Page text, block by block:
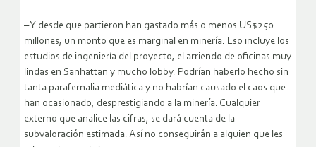
– Y desde que partieron han gastado más o menos US$250
millones, un monto que es marginal en minería. Eso incluye los
estudios de ingeniería del proyecto, el arriendo de oficinas muy
lindas en Sanhattan y mucho lobby. Podrían haberlo hecho sin
tanta parafernalia mediática y no habrían causado el caos que
han ocasionado, desprestigiando a la minería. Cualquier
externo que analice las cifras, se dará cuenta de la
subvaloración estimada. Así no conseguirán a alguien que les